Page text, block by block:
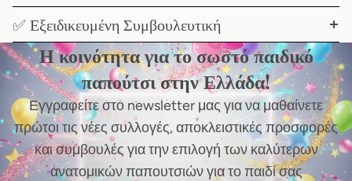
✅ Εξειδικευμένη Συμβουλευτική
Η κοινότητα για το σωστό παιδικό
παπούτσι στην Ελλάδα!
Εγγραφείτε στο newsletter μας για να μαθαίνετε
πρώτοι τις νέες συλλογές, αποκλειστικές προσφορές
και συμβουλές για την επιλογή των καλύτερων
ανατομικών παπουτσιών για το παιδί σας